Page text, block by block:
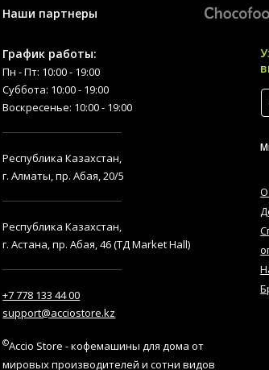
Наши партнеры
График работы:
Пн - Пт: 10:00 - 19:00
Суббота: 10:00 - 19:00
Воскресенье: 10:00 - 19:00
Республика Казахстан,
г. Алматы, пр. Абая, 20/5
Республика Казахстан,
г. Астана, пр. Абая, 46 (ТД Market Hall)
+7 778 133 44 00
support@acciostore.kz
©Accio Store - кофемашины для дома от
мировых производителей и сотни видов
О